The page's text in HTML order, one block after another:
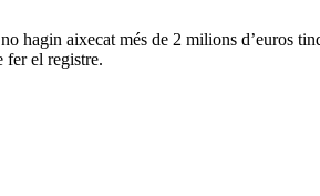
hagin aixecat més de 2 milions d’euros
fer el registre.